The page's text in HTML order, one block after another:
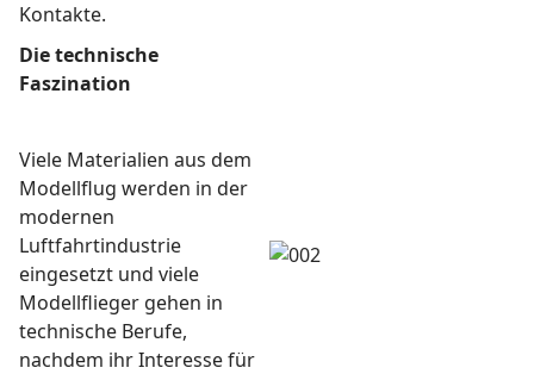
Kontakte.
Die technische
Faszination
Viele Materialien aus dem
Modellflug werden in der
modernen
Luftfahrtindustrie
eingesetzt und viele
Modellflieger gehen in
technische Berufe,
nachdem ihr Interesse für